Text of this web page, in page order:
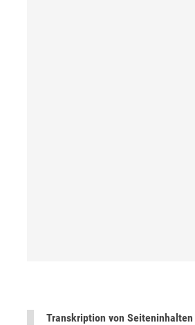
Transkription von Seiteninhalten